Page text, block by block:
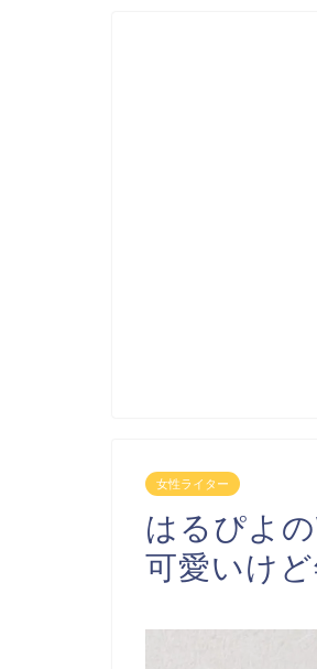
女性ライター
はるぴよ
可愛いけ